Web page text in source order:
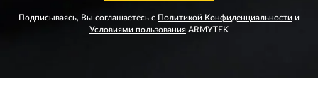
Подписываясь, Вы соглашаетесь с Политикой Конфиденциальности и
Условиями пользования ARMYTEK